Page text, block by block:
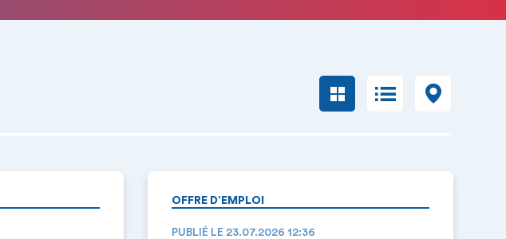
OFFRE D’EMPLOI
PUBLIÉ LE 23.07.2026 12:36